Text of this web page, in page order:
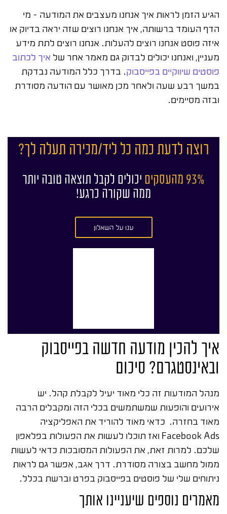
הגיע הזמן לראות איך אנחנו מעצבים את המודעה – מי
הדף העומד ברשותה, איך אנחנו רוצים שזה יראה בדיוק או
איזה פוסט אנחנו רוצים להעלות. אנחנו רוצים לתת מידע
מעניין, ואנחנו יכולים לבדוק גם מאמר אחר של איך לכתוב
פוסטים שיווקיים בפייסבוק. בדרך כלל המודעה נבדקת
במשך רבע שעה ולאחר מכן מאושר עם הודעה מסודרת
ובזה מסיימים.
רוצה לדעת כמה כל ליד/מכירה תעלה לך?
93% מהעסקים
יכולים לקבל תוצאה טובה יותר
ממה שקורה כרגע!
ענו על השאלון
איך להכין מודעה חדשה בפייסבוק
ובאינסטגרם? סיכום
מנהל המודעות זה כלי מאוד יעיל לקבלת קהל. יש
אירועים והופעות שמשתמשים בכלי הזה ומקבלים הרבה
מאוד בחזרה. כדאי מאוד להוריד את האפליקציה
Facebook Ads ואז תוכלו לעשות את הפעולות בפלאפון
שלכם. למרות זאת, את הפעולות המסובכות כדאי לעשות
ממול מחשב בצורה מסודרת. דרך אגב, אפשר גם לראות
ניתוחים שלי של פוסטים בפייסבוק בפרט וברשת בכלל.
מאמרים נוספים שיעניינו אותך